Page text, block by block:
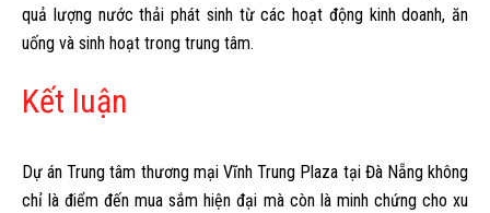
quả lượng nước thải phát sinh từ các hoạt động kinh doanh, ăn
uống và sinh hoạt trong trung tâm.
Kết luận
Dự án Trung tâm thương mại Vĩnh Trung Plaza tại Đà Nẵng không
chỉ là điểm đến mua sắm hiện đại mà còn là minh chứng cho xu